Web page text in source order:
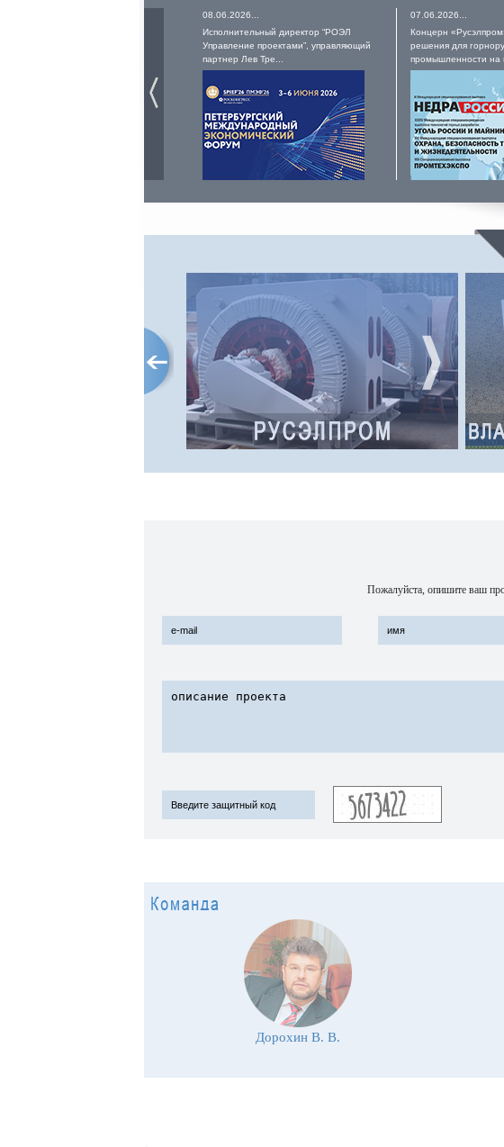
08.06.2026...
Исполнительный директор “РОЭЛ
Управление проектами”, управляющий
партнер Лев Тре...
07.06.2026...
Концерн
решения для
промышленности на
РУСЭЛПРОМ
Российский электротехнический
концерн входит в число лидеров
российского электромашиностроения.
Концерн основан в 1991 году и сегодня
объединяет 12 производственных
предприятий
Адрес интернет-сайта:
http://www.ruselprom.ru/
Пожалуйста, опишите ваш
Дорохин В. В.